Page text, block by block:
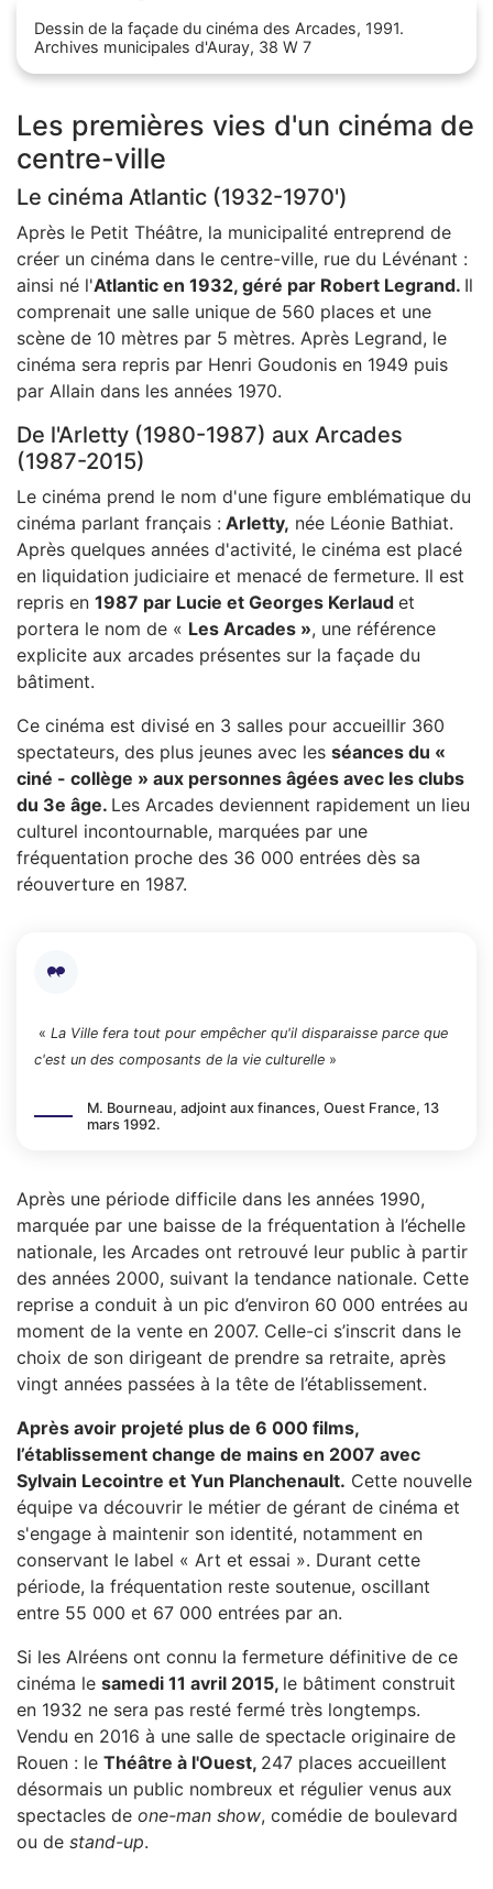
Dessin de la façade du cinéma des Arcades, 1991.
Archives municipales d'Auray, 38 W 7
Les premières vies d'un cinéma de
centre-ville
Le cinéma Atlantic (1932-1970')
Après le Petit Théâtre, la municipalité entreprend de
créer un cinéma dans le centre-ville, rue du Lévénant :
ainsi né l'Atlantic en 1932, géré par Robert Legrand. Il
comprenait une salle unique de 560 places et une
scène de 10 mètres par 5 mètres. Après Legrand, le
cinéma sera repris par Henri Goudonis en 1949 puis
par Allain dans les années 1970.
De l'Arletty (1980-1987) aux Arcades
(1987-2015)
Le cinéma prend le nom d'une figure emblématique du
cinéma parlant français : Arletty, née Léonie Bathiat.
Après quelques années d'activité, le cinéma est placé
en liquidation judiciaire et menacé de fermeture. Il est
repris en 1987 par Lucie et Georges Kerlaud et
portera le nom de « Les Arcades », une référence
explicite aux arcades présentes sur la façade du
bâtiment.
Ce cinéma est divisé en 3 salles pour accueillir 360
spectateurs, des plus jeunes avec les séances du «
ciné - collège » aux personnes âgées avec les clubs
du 3e âge. Les Arcades deviennent rapidement un lieu
culturel incontournable, marquées par une
fréquentation proche des 36 000 entrées dès sa
réouverture en 1987.
« La Ville fera tout pour empêcher qu'il disparaisse parce que
c'est un des composants de la vie culturelle »
M. Bourneau, adjoint aux finances, Ouest France, 13
mars 1992.
Après une période difficile dans les années 1990,
marquée par une baisse de la fréquentation à l’échelle
nationale, les Arcades ont retrouvé leur public à partir
des années 2000, suivant la tendance nationale. Cette
reprise a conduit à un pic d’environ 60 000 entrées au
moment de la vente en 2007. Celle-ci s’inscrit dans le
choix de son dirigeant de prendre sa retraite, après
vingt années passées à la tête de l’établissement.
Après avoir projeté plus de 6 000 films,
l’établissement change de mains en 2007 avec
Sylvain Lecointre et Yun Planchenault. Cette nouvelle
équipe va découvrir le métier de gérant de cinéma et
s'engage à maintenir son identité, notamment en
conservant le label « Art et essai ». Durant cette
période, la fréquentation reste soutenue, oscillant
entre 55 000 et 67 000 entrées par an.
Si les Alréens ont connu la fermeture définitive de ce
cinéma le samedi 11 avril 2015, le bâtiment construit
en 1932 ne sera pas resté fermé très longtemps.
Vendu en 2016 à une salle de spectacle originaire de
Rouen : le Théâtre à l'Ouest, 247 places accueillent
désormais un public nombreux et régulier venus aux
spectacles de one-man show, comédie de boulevard
ou de stand-up.